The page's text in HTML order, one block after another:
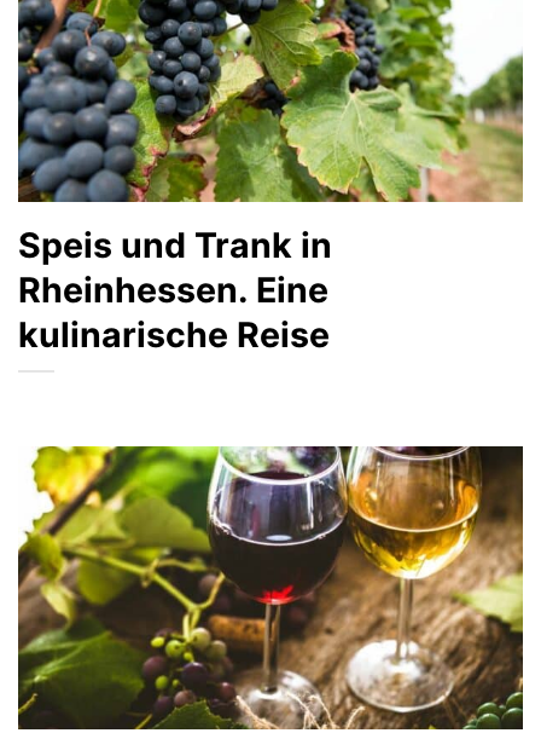
Speis und Trank in
Rheinhessen. Eine
kulinarische Reise